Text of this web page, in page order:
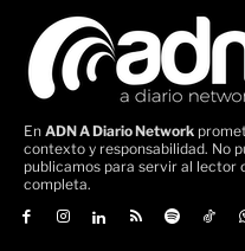
En ADN A Diario Network
contexto y responsabilidad. No
publicamos para servir al
completa.